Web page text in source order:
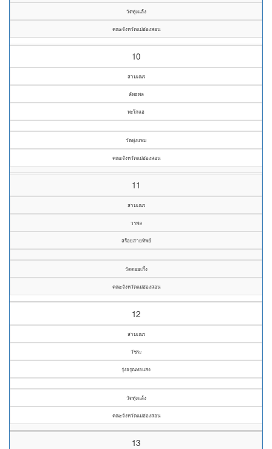
วัดทุ่งแล้ง
คณะจังหวัดแม่ฮ่องสอน
10
สามเณร
ลัทธพล
พะโกแฮ
วัดทุ่งแพม
คณะจังหวัดแม่ฮ่องสอน
11
สามเณร
วรพล
สร้อยสายทิพย์
วัดดอยเกิ้ง
คณะจังหวัดแม่ฮ่องสอน
12
สามเณร
วัชระ
รุ่งอรุณทอแสง
วัดทุ่งแล้ง
คณะจังหวัดแม่ฮ่องสอน
13